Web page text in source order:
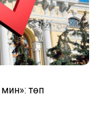
мин»: төп